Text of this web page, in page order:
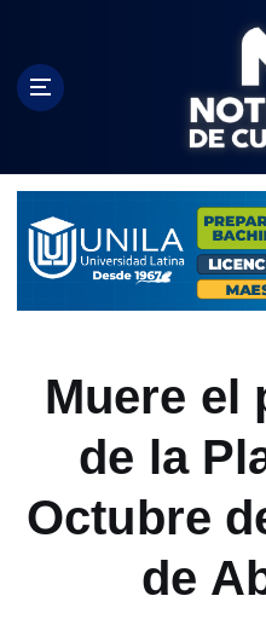
c
Muere el
de la
Octubre
de